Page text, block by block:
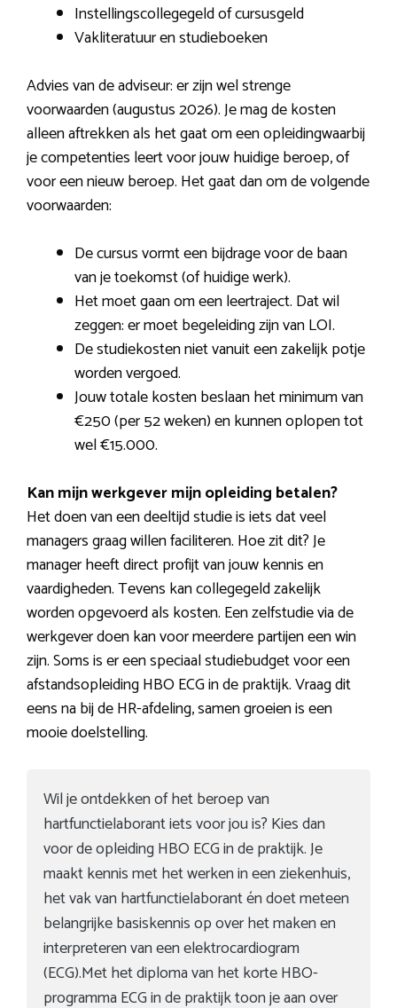
Instellingscollegegeld of cursusgeld
Vakliteratuur en studieboeken
Advies van de adviseur: er zijn wel strenge
voorwaarden (augustus 2026). Je mag de kosten
alleen aftrekken als het gaat om een opleidingwaarbij
je competenties leert voor jouw huidige beroep, of
voor een nieuw beroep. Het gaat dan om de volgende
voorwaarden:
De cursus vormt een bijdrage voor de baan
van je toekomst (of huidige werk).
Het moet gaan om een leertraject. Dat wil
zeggen: er moet begeleiding zijn van LOI.
De studiekosten niet vanuit een zakelijk potje
worden vergoed.
Jouw totale kosten beslaan het minimum van
€250 (per 52 weken) en kunnen oplopen tot
wel €15.000.
Kan mijn werkgever mijn opleiding betalen?
Het doen van een deeltijd studie is iets dat veel
managers graag willen faciliteren. Hoe zit dit? Je
manager heeft direct profijt van jouw kennis en
vaardigheden. Tevens kan collegegeld zakelijk
worden opgevoerd als kosten. Een zelfstudie via de
werkgever doen kan voor meerdere partijen een win
zijn. Soms is er een speciaal studiebudget voor een
afstandsopleiding HBO ECG in de praktijk. Vraag dit
eens na bij de HR-afdeling, samen groeien is een
mooie doelstelling.
Wil je ontdekken of het beroep van
hartfunctielaborant iets voor jou is? Kies dan
voor de opleiding HBO ECG in de praktijk. Je
maakt kennis met het werken in een ziekenhuis,
het vak van hartfunctielaborant én doet meteen
belangrijke basiskennis op over het maken en
interpreteren van een elektrocardiogram
(ECG).Met het diploma van het korte HBO-
programma ECG in de praktijk toon je aan over